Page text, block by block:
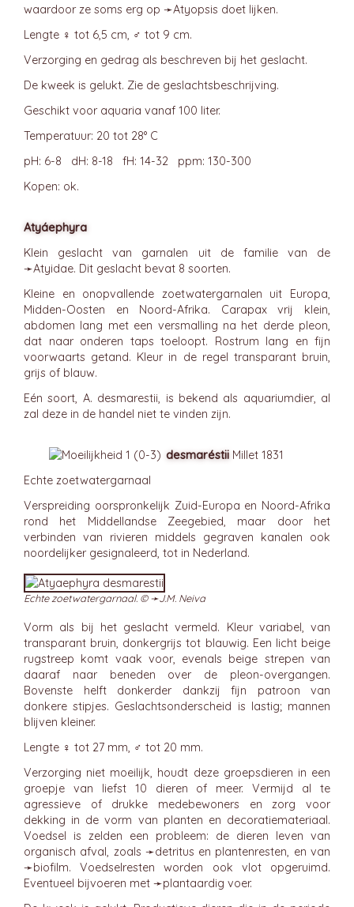
waardoor ze soms erg op ➛Atyopsis doet lijken.
Lengte ♀ tot 6,5 cm, ♂ tot 9 cm.
Verzorging en gedrag als beschreven bij het geslacht.
De kweek is gelukt. Zie de geslachtsbeschrijving.
Geschikt voor aquaria vanaf 100 liter.
Temperatuur: 20 tot 28° C
pH: 6-8 dH: 8-18 fH: 14-32 ppm: 130-300
Kopen: ok.
Atyáephyra
Klein geslacht van garnalen uit de familie van de
➛Atyidae. Dit geslacht bevat 8 soorten.
Kleine en onopvallende zoetwatergarnalen uit Europa,
Midden-Oosten en Noord-Afrika. Carapax vrij klein,
abdomen lang met een versmalling na het derde pleon,
dat naar onderen taps toeloopt. Rostrum lang en fijn
voorwaarts getand. Kleur in de regel transparant bruin,
grijs of blauw.
Eén soort, A. desmarestii, is bekend als aquariumdier, al
zal deze in de handel niet te vinden zijn.
desmaréstii Millet 1831
Echte zoetwatergarnaal
Verspreiding oorspronkelijk Zuid-Europa en Noord-Afrika
rond het Middellandse Zeegebied, maar door het
verbinden van rivieren middels gegraven kanalen ook
noordelijker gesignaleerd, tot in Nederland.
Echte zoetwatergarnaal. © ➛J.M. Neiva
Vorm als bij het geslacht vermeld. Kleur variabel, van
transparant bruin, donkergrijs tot blauwig. Een licht beige
rugstreep komt vaak voor, evenals beige strepen van
daaraf naar beneden over de pleon-overgangen.
Bovenste helft donkerder dankzij fijn patroon van
donkere stipjes. Geslachtsonderscheid is lastig; mannen
blijven kleiner.
Lengte ♀ tot 27 mm, ♂ tot 20 mm.
Verzorging niet moeilijk, houdt deze groepsdieren in een
groepje van liefst 10 dieren of meer. Vermijd al te
agressieve of drukke medebewoners en zorg voor
dekking in de vorm van planten en decoratiemateriaal.
Voedsel is zelden een probleem: de dieren leven van
organisch afval, zoals ➛detritus en plantenresten, en van
➛biofilm. Voedselresten worden ook vlot opgeruimd.
Eventueel bijvoeren met ➛plantaardig voer.